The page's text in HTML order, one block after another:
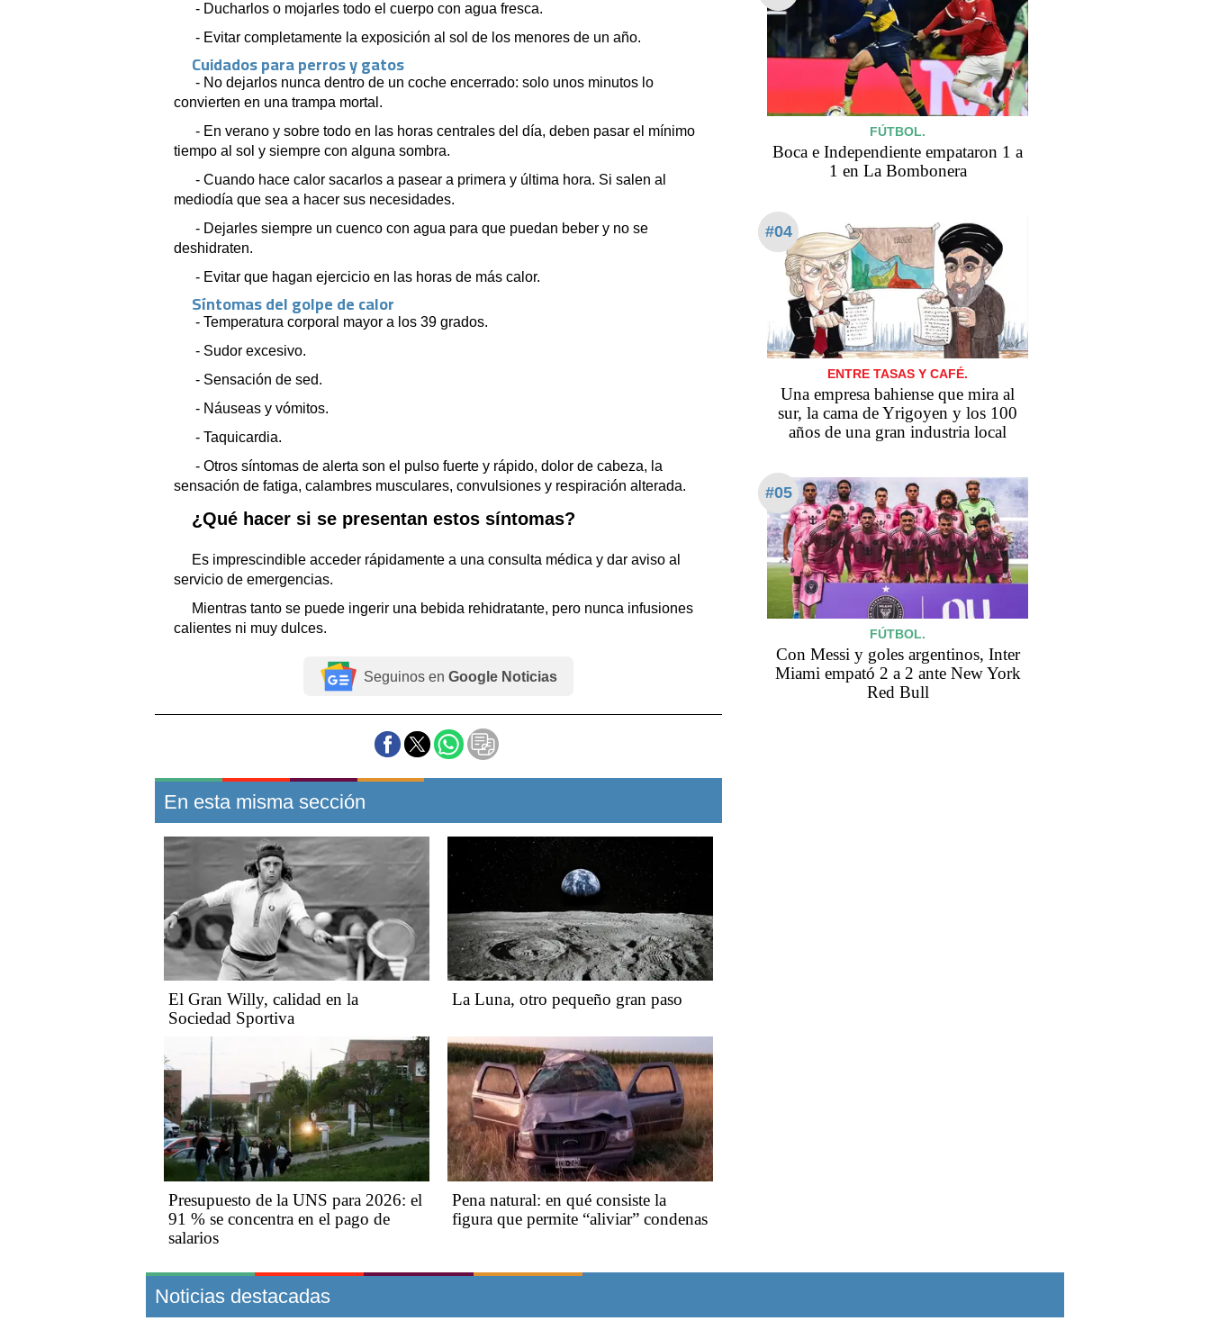
- Ducharlos o mojarles todo el cuerpo con agua fresca.
- Evitar completamente la exposición al sol de los menores de un año.
Cuidados para perros y gatos
- No dejarlos nunca dentro de un coche encerrado: solo unos minutos lo
convierten en una trampa mortal.
- En verano y sobre todo en las horas centrales del día, deben pasar el mínimo
tiempo al sol y siempre con alguna sombra.
- Cuando hace calor sacarlos a pasear a primera y última hora. Si salen al
mediodía que sea a hacer sus necesidades.
- Dejarles siempre un cuenco con agua para que puedan beber y no se
deshidraten.
- Evitar que hagan ejercicio en las horas de más calor.
Síntomas del golpe de calor
- Temperatura corporal mayor a los 39 grados.
- Sudor excesivo.
- Sensación de sed.
- Náuseas y vómitos.
- Taquicardia.
- Otros síntomas de alerta son el pulso fuerte y rápido, dolor de cabeza, la
sensación de fatiga, calambres musculares, convulsiones y respiración alterada.
¿Qué hacer si se presentan estos síntomas?
Es imprescindible acceder rápidamente a una consulta médica y dar aviso al
servicio de emergencias.
Mientras tanto se puede ingerir una bebida rehidratante, pero nunca infusiones
calientes ni muy dulces.
Seguinos en Google Noticias
En esta misma sección
El Gran Willy, calidad en la
Sociedad Sportiva
La Luna, otro pequeño gran paso
Presupuesto de la UNS para 2026: el
91 % se concentra en el pago de
salarios
Pena natural: en qué consiste la
figura que permite “aliviar” condenas
FÚTBOL.
Boca e Independiente empataron 1 a
1 en La Bombonera
#04
ENTRE TASAS Y CAFÉ.
Una empresa bahiense que mira al
sur, la cama de Yrigoyen y los 100
años de una gran industria local
#05
FÚTBOL.
Con Messi y goles argentinos, Inter
Miami empató 2 a 2 ante New York
Red Bull
Noticias destacadas